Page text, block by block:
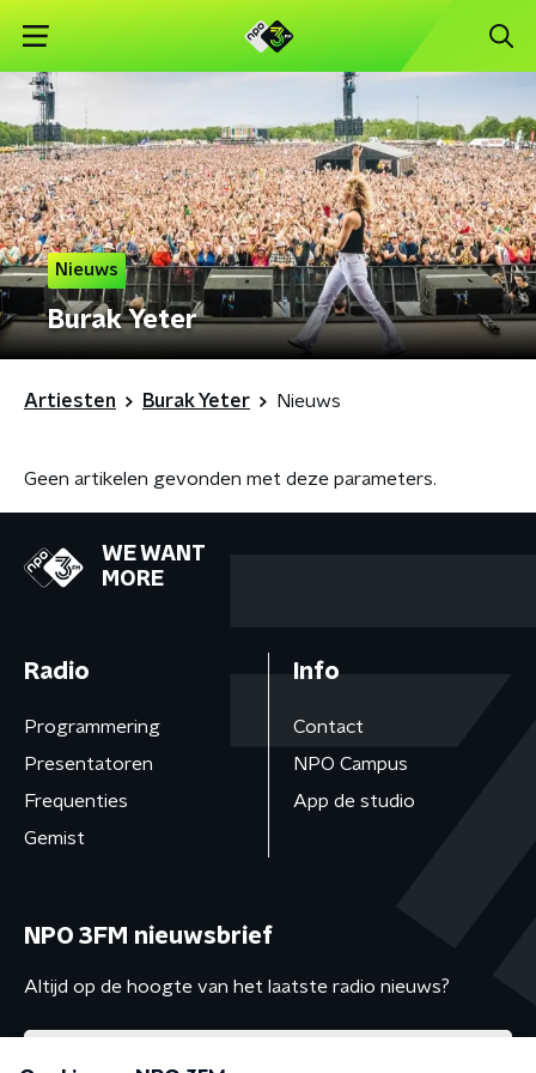
Nieuws
Burak Yeter
Artiesten Burak Yeter Nieuws
Geen artikelen gevonden met deze parameters.
WE WANT
MORE
Radio
Programmering
Presentatoren
Frequenties
Gemist
Info
Contact
NPO Campus
App de studio
NPO 3FM nieuwsbrief
Altijd op de hoogte van het laatste radio nieuws?